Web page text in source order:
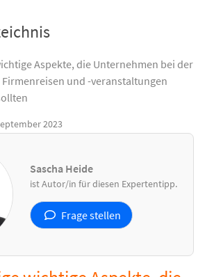
Aspekte, die Unternehmen bei der
und -veranstaltungen
2023
Sascha Heide
ist Autor/in für diesen Expertentipp.
Frage stellen